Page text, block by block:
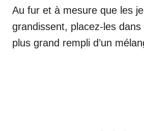
Au fur et à mesure que les
grandissent, placez-les
plus grand rempli d’un